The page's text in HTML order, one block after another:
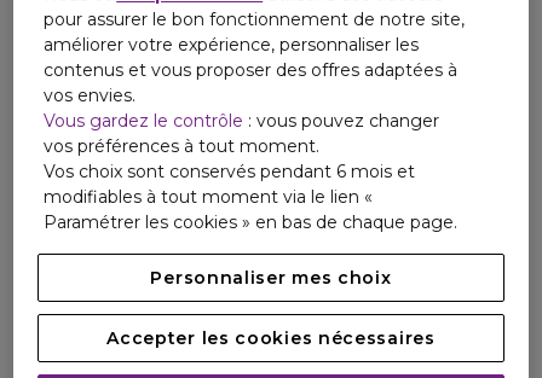
pour assurer le bon fonctionnement de notre site,
améliorer votre expérience, personnaliser les
contenus et vous proposer des offres adaptées à
vos envies.
Vous gardez le contrôle : vous pouvez changer
vos préférences à tout moment.
Vos choix sont conservés pendant 6 mois et
modifiables à tout moment via le lien «
Paramétrer les cookies » en bas de chaque page.
Personnaliser mes choix
Accepter les cookies nécessaires